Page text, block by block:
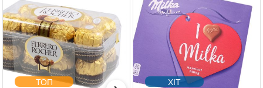
ТОП ХІТ